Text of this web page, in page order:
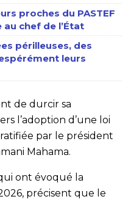
proches du PASTEF
chef de l’État
périlleuses, des
leurs
de durcir sa
l’adoption d’une loi
par le président
Mahama.
ont évoqué la
précisent que le